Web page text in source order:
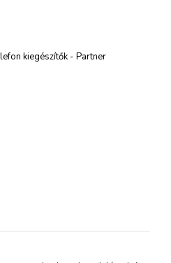
kiegészítők - Partner